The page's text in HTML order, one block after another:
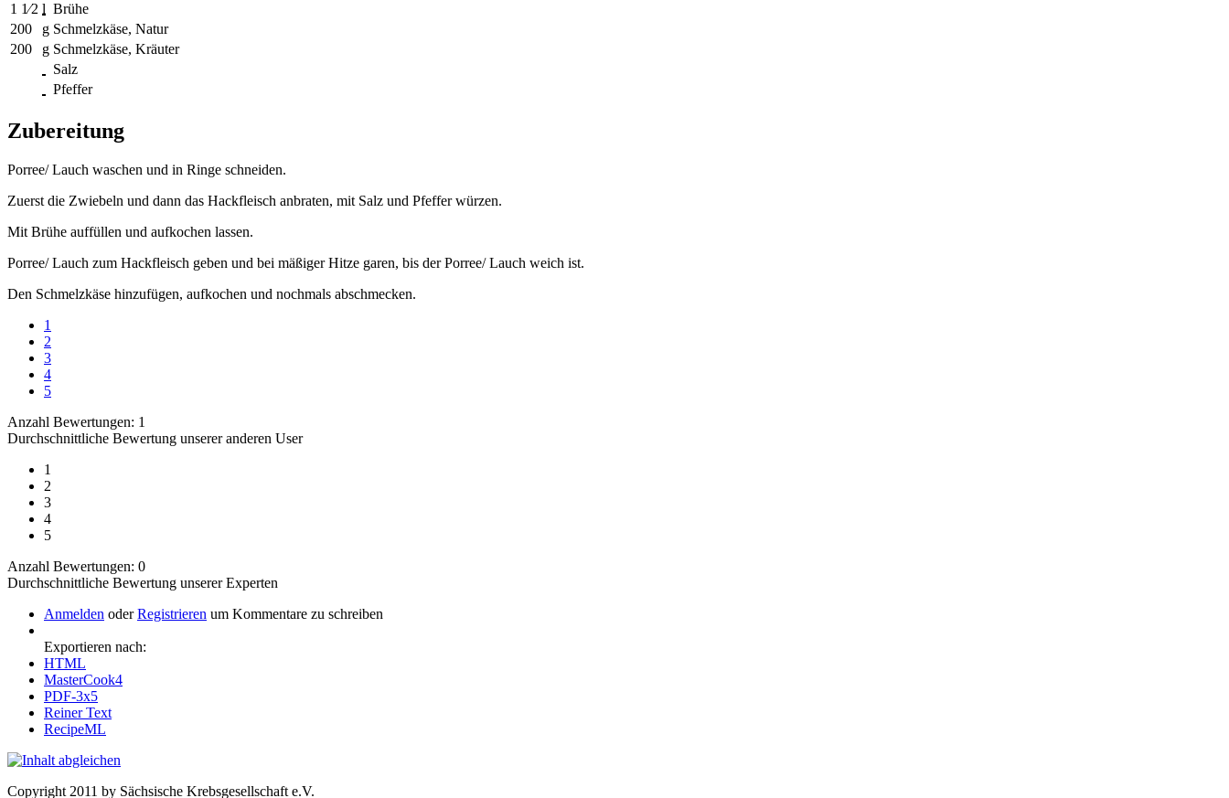
1 1⁄2 l Brühe
200
g Schmelzkäse, Natur
200
g Schmelzkäse, Kräuter
Salz
Pfeffer
Zubereitung
Porree/ Lauch waschen und in Ringe schneiden.
Zuerst die Zwiebeln und dann das Hackfleisch anbraten, mit Salz und Pfeffer würzen.
Mit Brühe auffüllen und aufkochen lassen.
Porree/ Lauch zum Hackfleisch geben und bei mäßiger Hitze garen, bis der Porree/ Lauch weich ist.
Den Schmelzkäse hinzufügen, aufkochen und nochmals abschmecken.
1
2
3
4
5
Anzahl Bewertungen: 1
Durchschnittliche Bewertung unserer anderen User
1
2
3
4
5
Anzahl Bewertungen: 0
Durchschnittliche Bewertung unserer Experten
Anmelden oderRegistrieren um Kommentare zu schreiben
Exportieren nach:
HTML
MasterCook4
PDF-3x5
Reiner Text
RecipeML
Copyright 2011 by Sächsische Krebsgesellschaft e.V.